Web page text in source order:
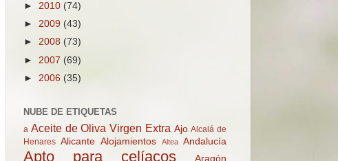
► 2010 (74)
► 2009 (43)
► 2008 (73)
► 2007 (69)
► 2006 (35)
NUBE DE ETIQUETAS
a Aceite de Oliva Virgen Extra Ajo Alcalá de
Henares Alicante Alojamientos Altea Andalucía
Apto para celíacos Aragón